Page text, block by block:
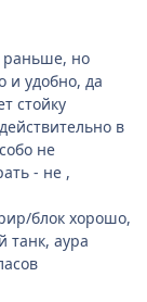
раньше, но
и удобно, да
стойку
в
не
- не ,
блок хорошо,
танк, аура